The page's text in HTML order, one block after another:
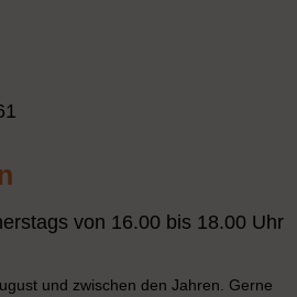
von 16.00 bis 18.00 Uhr
und zwischen den Jahren. Gerne